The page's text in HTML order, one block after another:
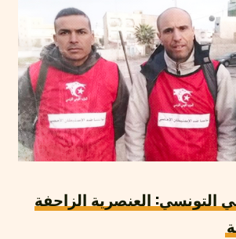
التونسي: العنصرية الزاحفة